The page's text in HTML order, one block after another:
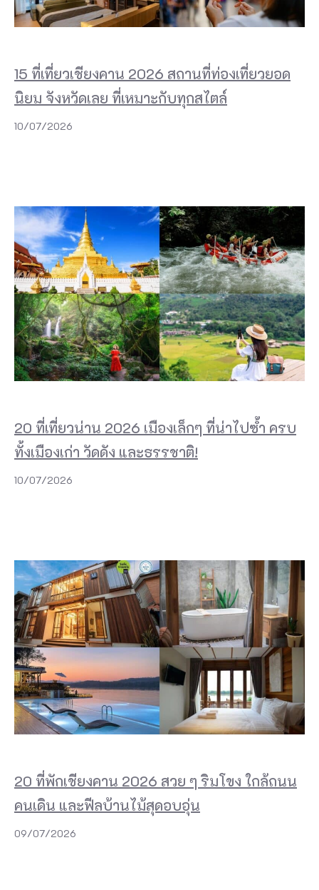
15 ที่เที่ยวเชียงคาน 2026 สถานที่ท่องเที่ยวยอด
นิยม จังหวัดเลย ที่เหมาะกับทุกสไตล์
10/07/2026
20 ที่เที่ยวน่าน 2026 เมืองเล็กๆ ที่น่าไปซ้ำ ครบ
ทั้งเมืองเก่า วัดดัง และธรรชาติ!
10/07/2026
20 ที่พักเชียงคาน 2026 สวย ๆ ริมโขง ใกล้ถนน
คนเดิน และฟีลบ้านไม้สุดอบอุ่น
09/07/2026